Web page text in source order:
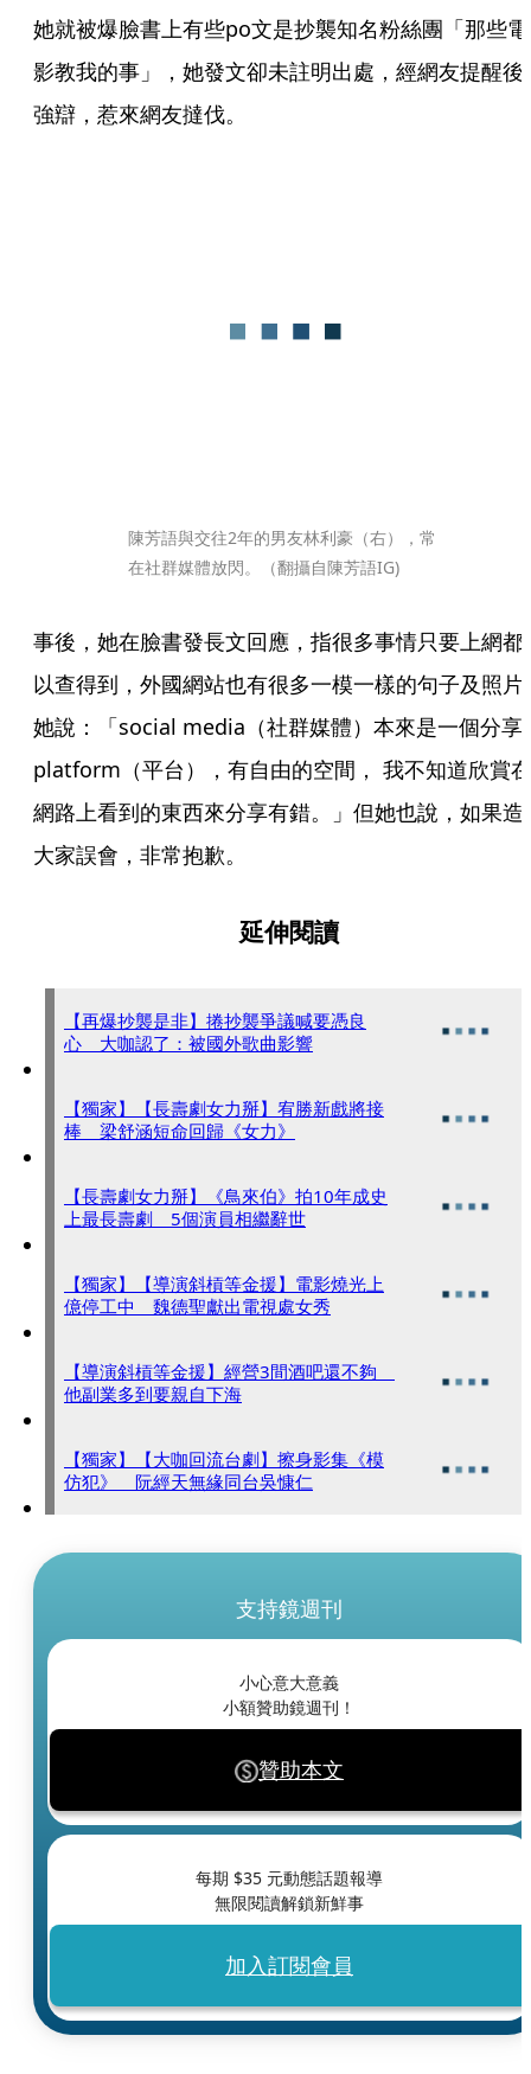
她就被爆臉書上有些po文是抄襲知名粉絲團「那些電
影教我的事」，她發文卻未註明出處，經網友提醒後
強辯，惹來網友撻伐。
陳芳語與交往2年的男友林利豪（右），常
在社群媒體放閃。（翻攝自陳芳語IG)
事後，她在臉書發長文回應，指很多事情只要上網都
以查得到，外國網站也有很多一模一樣的句子及照片
她說：「social media（社群媒體）本來是一個分享
platform（平台），有自由的空間， 我不知道欣賞在
網路上看到的東西來分享有錯。」但她也說，如果造
大家誤會，非常抱歉。
延伸閱讀
【再爆抄襲是非】捲抄襲爭議喊要憑良
心 大咖認了：被國外歌曲影響
【獨家】【長壽劇女力掰】宥勝新戲將接
棒 梁舒涵短命回歸《女力》
【長壽劇女力掰】《鳥來伯》拍10年成史
上最長壽劇 5個演員相繼辭世
【獨家】【導演斜槓等金援】電影燒光上
億停工中 魏德聖獻出電視處女秀
【導演斜槓等金援】經營3間酒吧還不夠
他副業多到要親自下海
【獨家】【大咖回流台劇】擦身影集《模
仿犯》 阮經天無緣同台吳慷仁
支持鏡週刊
小心意大意義
小額贊助鏡週刊！
贊助本文
每期 $35 元動態話題報導
無限閱讀解鎖新鮮事
加入訂閱會員